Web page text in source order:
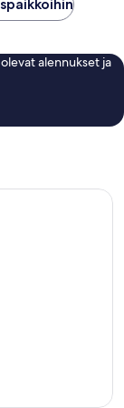
alennukset ja